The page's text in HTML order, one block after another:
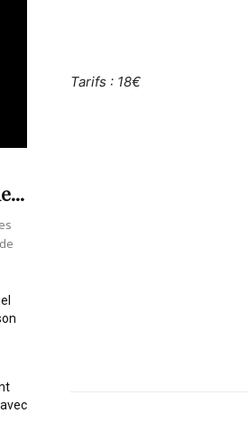
Tarifs : 18€